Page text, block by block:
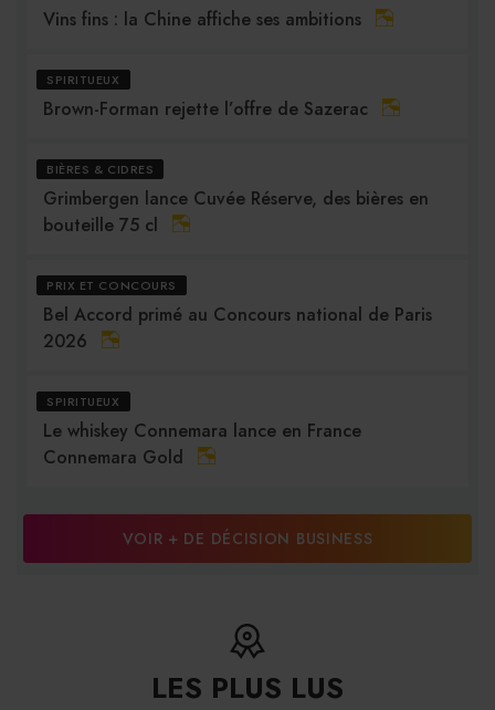
Vins fins : la Chine affiche ses ambitions
SPIRITUEUX
Brown-Forman rejette l’offre de Sazerac
BIÈRES & CIDRES
Grimbergen lance Cuvée Réserve, des bières en
bouteille 75 cl
PRIX ET CONCOURS
Bel Accord primé au Concours national de Paris
2026
SPIRITUEUX
Le whiskey Connemara lance en France
Connemara Gold
VOIR + DE DÉCISION BUSINESS
LES PLUS LUS